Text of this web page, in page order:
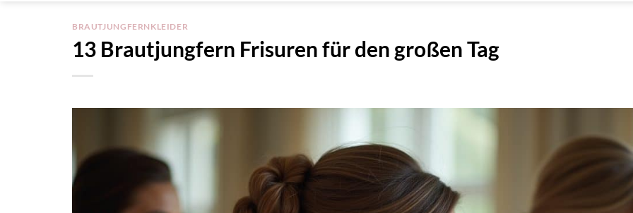
BRAUTJUNGFERNKLEIDER
13 Brautjungfern Frisuren für den großen Tag